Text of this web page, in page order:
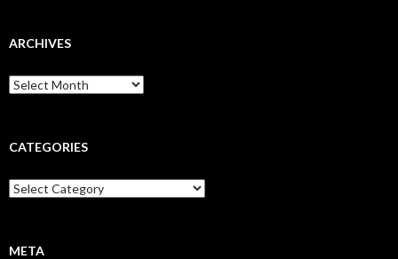
ARCHIVES
Archives
CATEGORIES
Categories
META